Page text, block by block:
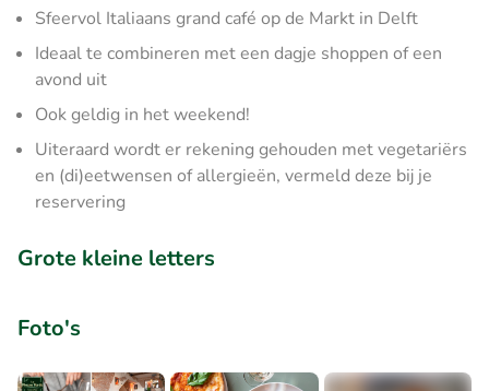
Sfeervol Italiaans grand café op de Markt in Delft
Ideaal te combineren met een dagje shoppen of een
avond uit
Ook geldig in het weekend!
Uiteraard wordt er rekening gehouden met vegetariërs
en (di)eetwensen of allergieën, vermeld deze bij je
reservering
Grote kleine letters
Foto's